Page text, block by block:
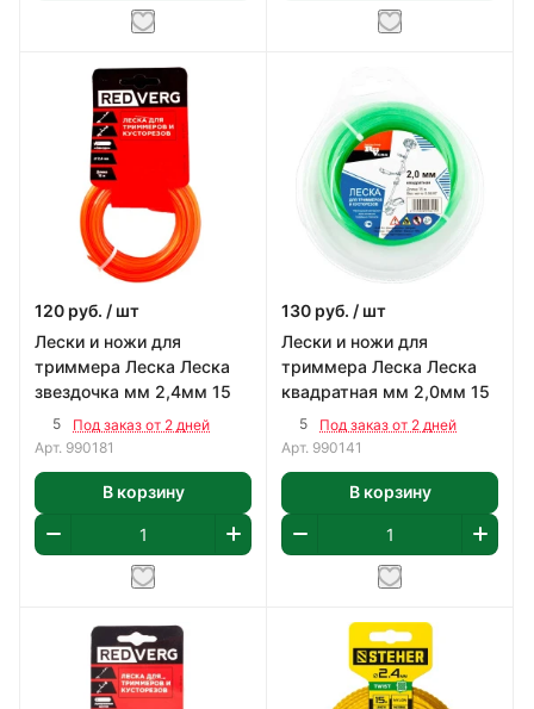
120 руб. / шт
Лески и ножи для
триммера Леска Леска
звездочка мм 2,4мм 15
5
Под заказ от 2 дней
Арт. 990181
В корзину
130 руб. / шт
Лески и ножи для
триммера Леска Леска
квадратная мм 2,0мм 15
5
Под заказ от 2 дней
Арт. 990141
В корзину